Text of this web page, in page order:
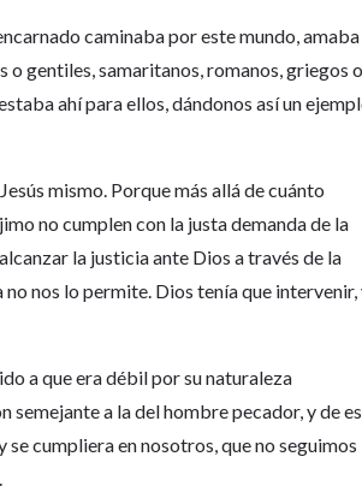
caminaba por este mundo, amaba
o gentiles, samaritanos, romanos, griegos o
ahí para ellos, dándonos así un
mismo. Porque más allá de cuánto
no cumplen con la justa demanda de la
la justicia ante Dios a través de la
nos lo permite. Dios tenía que intervenir,
a que era débil por su naturaleza
semejante a la del hombre pecador, y de
se cumpliera en nosotros, que no seguimos